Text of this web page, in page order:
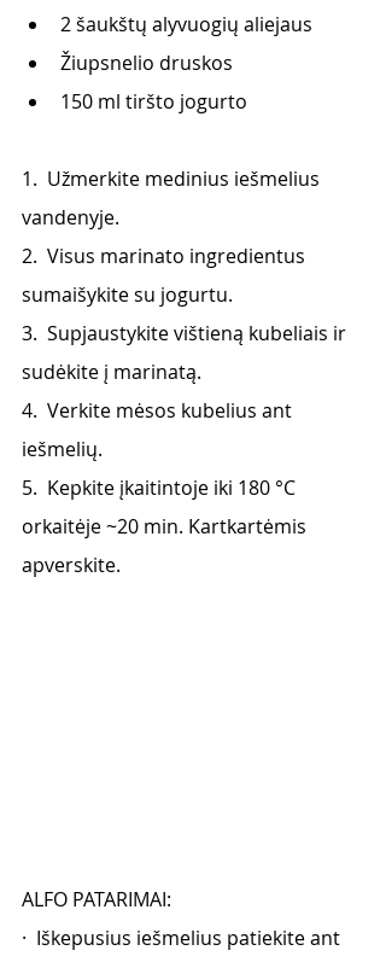
2 šaukštų alyvuogių aliejaus
Žiupsnelio druskos
150 ml tiršto jogurto
1.  Užmerkite medinius iešmelius
vandenyje.
2.  Visus marinato ingredientus
sumaišykite su jogurtu.
3.  Supjaustykite vištieną kubeliais ir
sudėkite į marinatą.
4.  Verkite mėsos kubelius ant
iešmelių.
5.  Kepkite įkaitintoje iki 180 °C
orkaitėje ~20 min. Kartkartėmis
apverskite.
ALFO PATARIMAI:
·  Iškepusius iešmelius patiekite ant